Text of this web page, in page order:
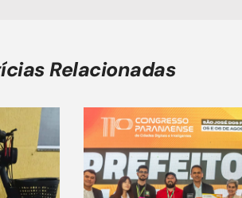
Relacionadas